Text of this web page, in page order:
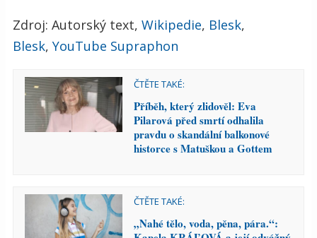
Zdroj: Autorský text, Wikipedie, Blesk,
Blesk, YouTube Supraphon
ČTĚTE TAKÉ:
Příběh, který zlidověl: Eva
Pilarová před smrtí odhalila
pravdu o skandální balkonové
historce s Matuškou a Gottem
ČTĚTE TAKÉ:
„Nahé tělo, voda, pěna, pára.“: